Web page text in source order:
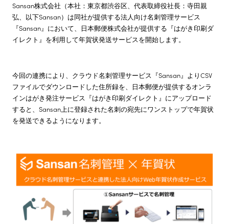
会社情報
サステナビリティ
採用情報
Sansan株式会社（本社：東京都渋谷区、代表取締役社長：寺田親
弘、以下Sansan）は同社が提供する法人向け名刺管理サービス
『Sansan』において、日本郵便株式会社が提供する『はがき印刷ダ
イレクト』を利用して年賀状発送サービスを開始します。
今回の連携により、クラウド名刺管理サービス『Sansan』よりCSV
ファイルでダウンロードした住所録を、日本郵便が提供するオンラ
インはがき発注サービス『はがき印刷ダイレクト』にアップロード
すると、Sansan上に登録された名刺の宛先にワンストップで年賀状
を発送できるようになります。